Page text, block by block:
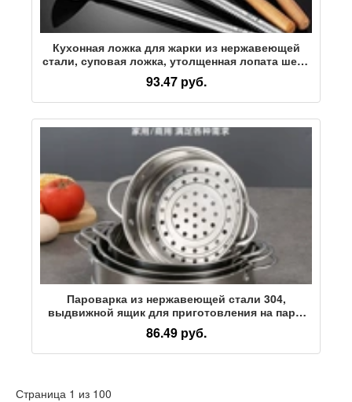
Кухонная ложка для жарки из нержавеющей
стали, суповая ложка, утолщенная лопата шеф-
повара с длинной ручкой, ложка для
приготовления пищи, коммерческие бытовые
кухонные инструменты, ложка-лопата
93.47 руб.
Пароварка из нержавеющей стали 304,
выдвижной ящик для приготовления на пару,
стойка для приготовления на пару, решетка для
приготовления на пару, плоская горловина 16
см-22 см, минимальная партия из 2
86.49 руб.
Страница 1 из 100